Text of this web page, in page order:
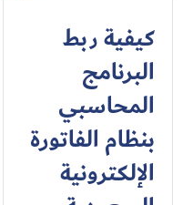
كيفية ربط
البرنامج
المحاسبي
بنظام الفاتورة
الإلكترونية